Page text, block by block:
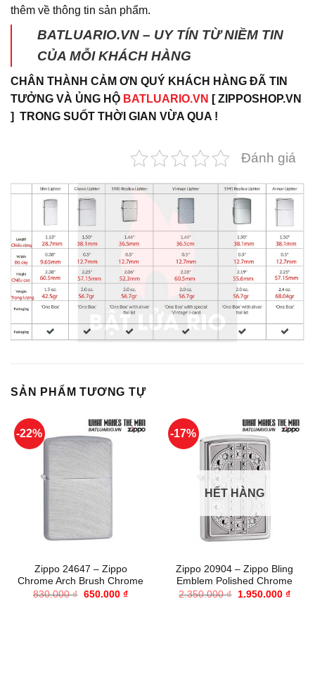
thêm về thông tin sản phẩm.
BATLUARIO.VN – UY TÍN TỪ NIỀM TIN
CỦA MỖI KHÁCH HÀNG
CHÂN THÀNH CẢM ƠN QUÝ KHÁCH HÀNG ĐÃ TIN
TƯỞNG VÀ ỦNG HỘ BATLUARIO.VN [ ZIPPOSHOP.VN
] TRONG SUỐT THỜI GIAN VỪA QUA !
Đánh giá
SẢN PHẨM TƯƠNG TỰ
-22%
Zippo 24647 – Zippo
Chrome Arch Brush Chrome
830.000₫ Giá
650.000 ₫Giá
-17%
HẾT HÀNG
Zippo 20904 – Zippo Bling
Emblem Polished Chrome
2.350.000₫
Giá
1.950.000 ₫Giá